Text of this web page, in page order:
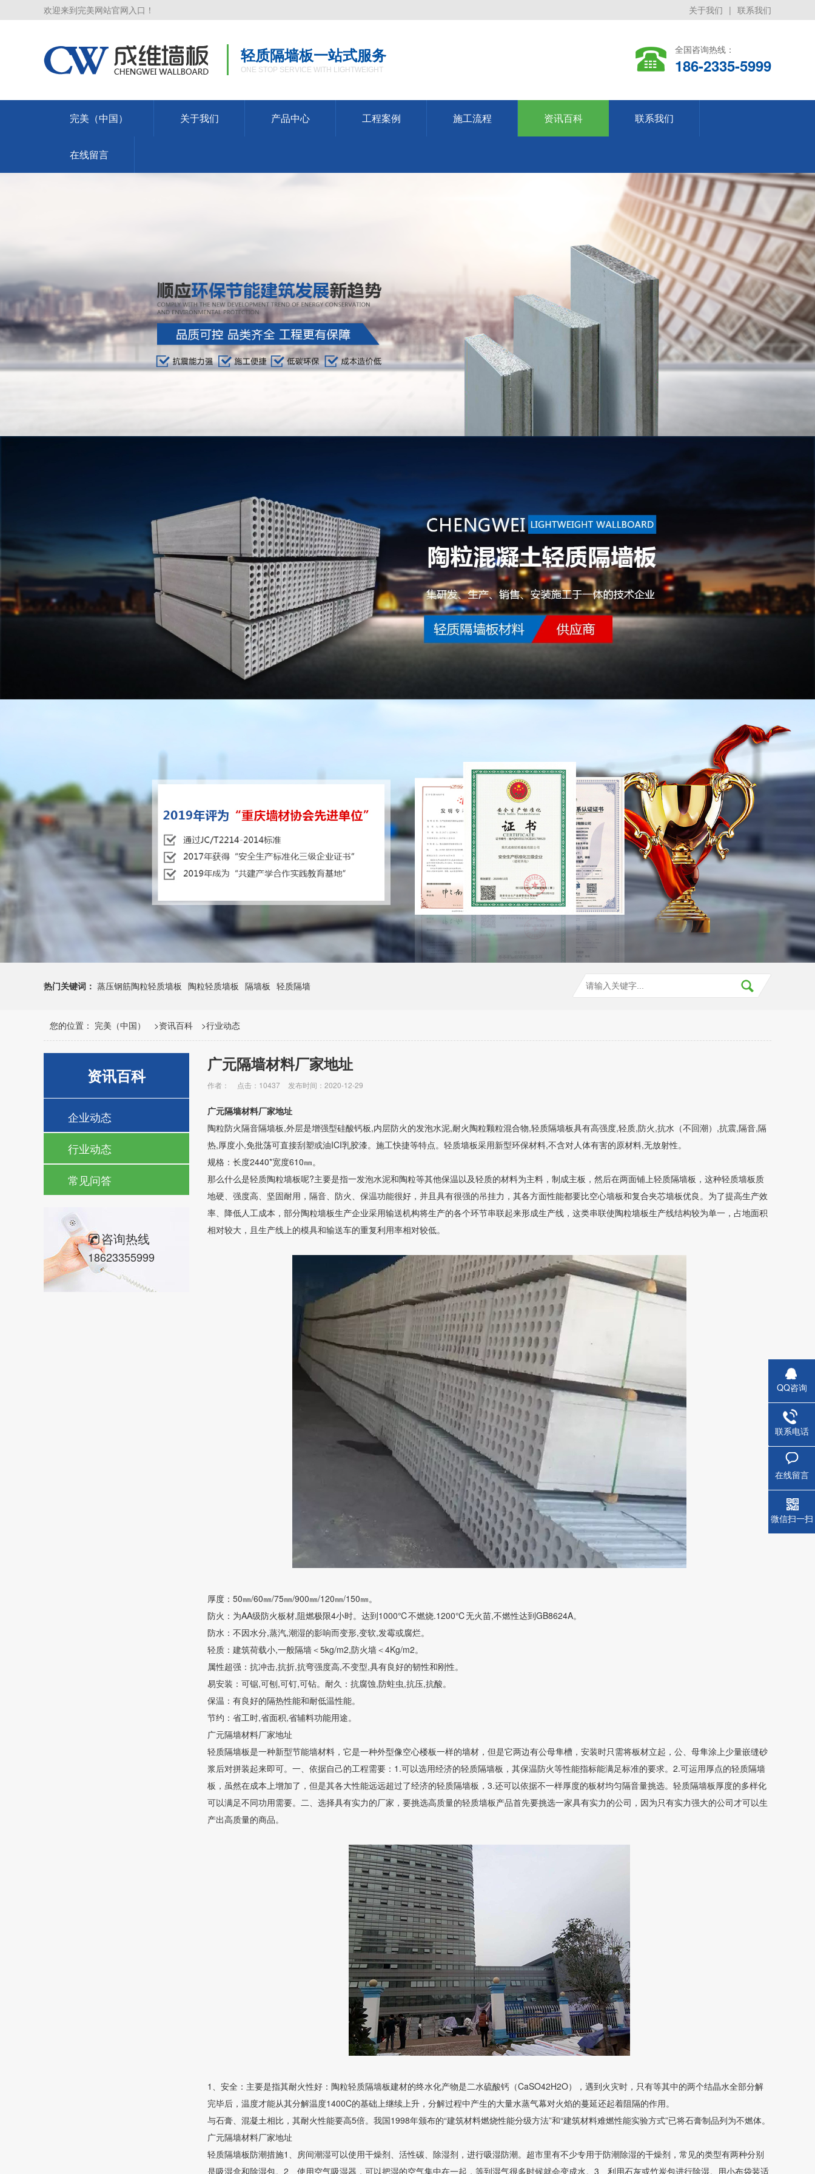
关于我们 | 联系我们
欢迎来到完美网站官网入口！
轻质隔墙板一站式服务
ONE STOP SERVICE WITH LIGHTWEIGHT
全国咨询热线：
186-2335-5999
完美（中国） 关于我们 产品中心 工程案例 施工流程 资讯百科 联系我们
在线留言
热门关键词： 蒸压钢筋陶粒轻质墙板 陶粒轻质墙板 隔墙板 轻质隔墙
您的位置： 完美（中国） >资讯百科 >行业动态
资讯百科
企业动态
行业动态
常见问答
咨询热线
18623355999
广元隔墙材料厂家地址
作者： 点击：10437 发布时间：2020-12-29
广元隔墙材料厂家地址
陶粒防火隔音隔墙板,外层是增强型硅酸钙板,内层防火的发泡水泥,耐火陶粒颗粒混合物,轻质隔墙板具有高强度,轻质,防火,抗水（不回潮）,抗震,隔音,隔
热,厚度小,免批荡可直接刮塑或油ICI乳胶漆。施工快捷等特点。轻质墙板采用新型环保材料,不含对人体有害的原材料,无放射性。
规格：长度2440*宽度610㎜。
那么什么是轻质陶粒墙板呢?主要是指一发泡水泥和陶粒等其他保温以及轻质的材料为主料，制成主板，然后在两面铺上轻质隔墙板，这种轻质墙板质
地硬、强度高、坚固耐用，隔音、防火、保温功能很好，并且具有很强的吊挂力，其各方面性能都要比空心墙板和复合夹芯墙板优良。为了提高生产效
率、降低人工成本，部分陶粒墙板生产企业采用输送机构将生产的各个环节串联起来形成生产线，这类串联使陶粒墙板生产线结构较为单一，占地面积
相对较大，且生产线上的模具和输送车的重复利用率相对较低。
厚度：50㎜/60㎜/75㎜/900㎜/120㎜/150㎜。
防火：为AA级防火板材,阻燃极限4小时。达到1000℃不燃烧.1200℃无火苗,不燃性达到GB8624A。
防水：不因水分,蒸汽,潮湿的影响而变形,变软,发霉或腐烂。
轻质：建筑荷载小,一般隔墙＜5kg/m2,防火墙＜4Kg/m2。
属性超强：抗冲击,抗折,抗弯强度高,不变型,具有良好的韧性和刚性。
易安装：可锯,可刨,可钉,可钻。耐久：抗腐蚀,防蛀虫,抗压,抗酸。
保温：有良好的隔热性能和耐低温性能。
节约：省工时,省面积,省辅料功能用途。
广元隔墙材料厂家地址
轻质隔墙板是一种新型节能墙材料，它是一种外型像空心楼板一样的墙材，但是它两边有公母隼槽，安装时只需将板材立起，公、母隼涂上少量嵌缝砂
浆后对拼装起来即可。一、依据自己的工程需要：1.可以选用经济的轻质隔墙板，其保温防火等性能指标能满足标准的要求。2.可运用厚点的轻质隔墙
板，虽然在成本上增加了，但是其各大性能远远超过了经济的轻质隔墙板，3.还可以依据不一样厚度的板材均匀隔音量挑选。轻质隔墙板厚度的多样化
可以满足不同功用需要。二、选择具有实力的厂家，要挑选高质量的轻质墙板产品首先要挑选一家具有实力的公司，因为只有实力强大的公司才可以生
产出高质量的商品。
1、安全：主要是指其耐火性好：陶粒轻质隔墙板建材的终水化产物是二水硫酸钙（CaSO42H2O），遇到火灾时，只有等其中的两个结晶水全部分解
完毕后，温度才能从其分解温度1400C的基础上继续上升，分解过程中产生的大量水蒸气幕对火焰的蔓延还起着阻隔的作用。
与石膏、混凝土相比，其耐火性能要高5倍。我国1998年颁布的“建筑材料燃烧性能分级方法”和“建筑材料难燃性能实验方式”已将石膏制品列为不燃体。
广元隔墙材料厂家地址
轻质隔墙板防潮措施1、房间潮湿可以使用干燥剂、活性碳、除湿剂，进行吸湿防潮。超市里有不少专用于防潮除湿的干燥剂，常见的类型有两种分别
是吸湿盒和除湿包。2、使用空气吸湿器，可以把湿的空气集中在一起，等到湿气很多时候就会变成水。3、利用石灰或竹炭包进行除湿。用小布袋装适
QQ咨询
联系电话
蒸压钢
在线留言
微信扫一扫